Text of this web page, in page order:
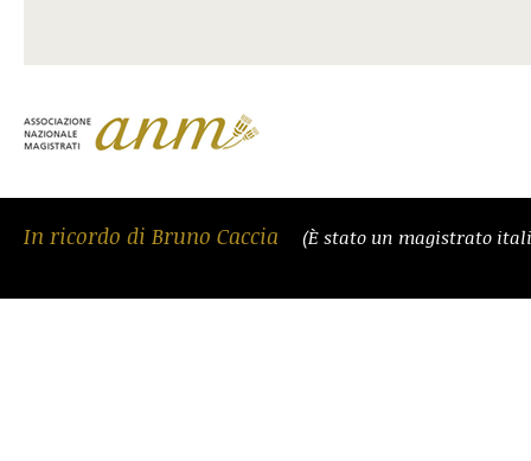
In ricordo di Bruno Caccia (È stato un magistrato